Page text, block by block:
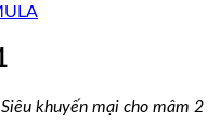
khuyến mại cho mâm 2